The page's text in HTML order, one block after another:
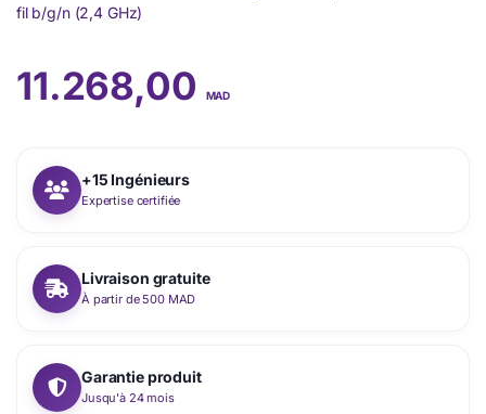
fil b/g/n (2,4 GHz)
11.268,00 MAD
+15 Ingénieurs
Expertise certifiée
Livraison gratuite
À partir de 500 MAD
Garantie produit
Jusqu'à 24 mois